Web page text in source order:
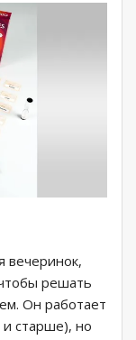
вечеринок,
решать
Он работает
и старше), но